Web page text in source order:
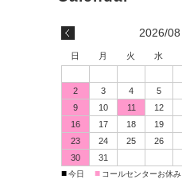
2026/08
日 月 火 水
2
3 4 5
9
10 11 12
16
17 18 19
23
24 25 26
30
31
■今日 ■ コールセンターお休み